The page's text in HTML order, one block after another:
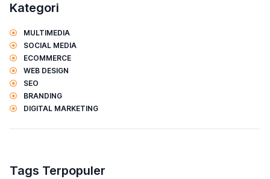
Kategori
MULTIMEDIA
SOCIAL MEDIA
ECOMMERCE
WEB DESIGN
SEO
BRANDING
DIGITAL MARKETING
Tags Terpopuler